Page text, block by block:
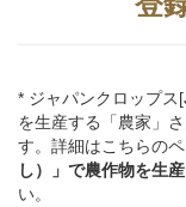
* ジャパンクロップス
を生産する「農家」
す。詳細はこちらの
し）」 で農作物を生
い。